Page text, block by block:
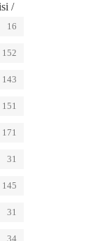
/
16
152
143
151
171
31
145
31
34